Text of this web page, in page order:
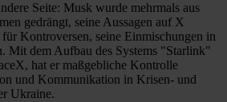
Seite: Musk wurde mehrmals aus
gedrängt, seine Aussagen auf X
Kontroversen, seine Einmischungen in
Mit dem Aufbau des Systems "Starlink"
hat er maßgebliche Kontrolle
und Kommunikation in Krisen- und
Ukraine.